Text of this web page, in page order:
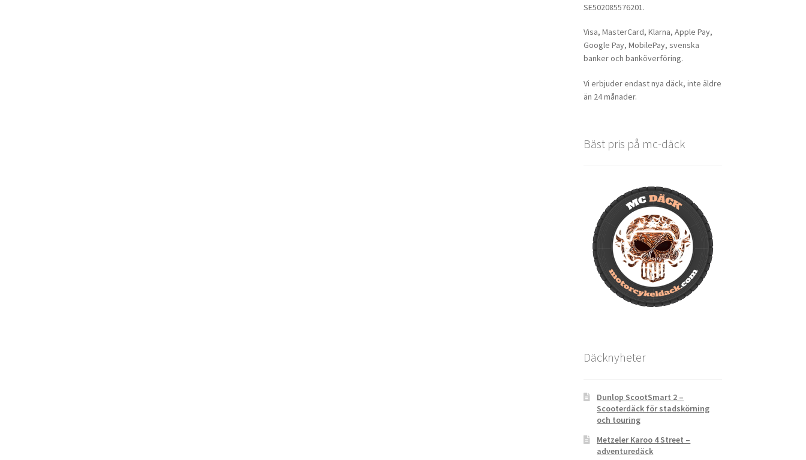
SE502085576201.
Visa, MasterCard, Klarna, Apple Pay,
Google Pay, MobilePay, svenska
banker och banköverföring.
Vi erbjuder endast nya däck, inte äldre
än 24 månader.
Bäst pris på mc-däck
Däcknyheter
Dunlop ScootSmart 2 –
Scooterdäck för stadskörning
och touring
Metzeler Karoo 4 Street –
adventuredäck